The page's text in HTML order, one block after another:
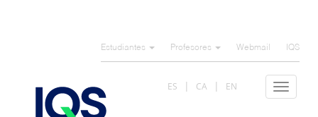
Estudiantes Profesores Webmail IQS
Toggle
ES CA EN